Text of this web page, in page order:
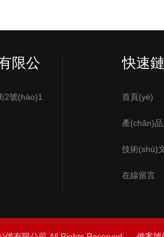
限公
2號(hào)1
快速
首頁(yè)
產(chǎn)
技術(shù)
在線留言